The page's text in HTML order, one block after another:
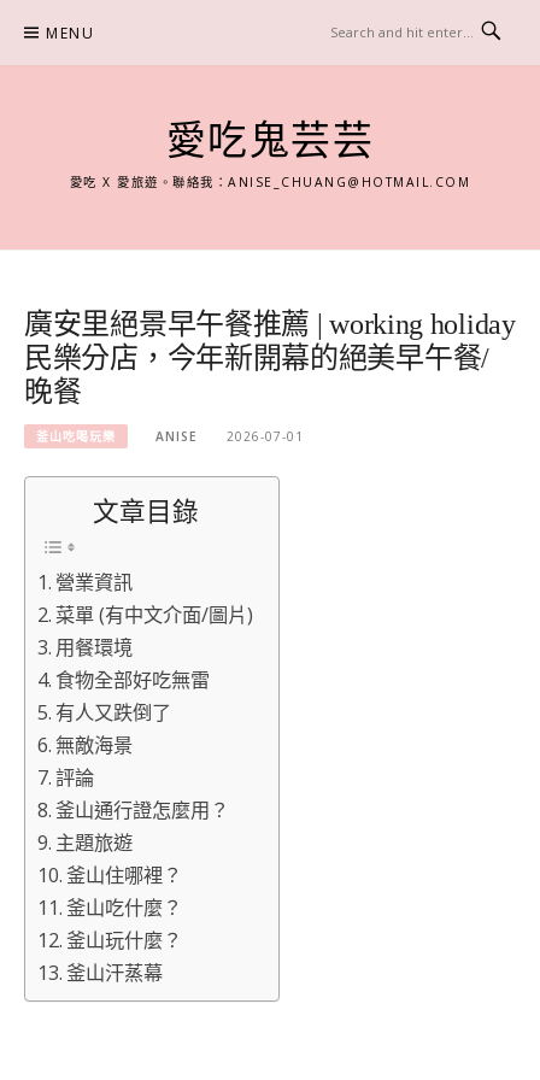
content
MENU
愛吃鬼芸芸
愛吃 X 愛旅遊。聯絡我：ANISE_CHUANG@HOTMAIL.COM
廣安里絕景早午餐推薦 | working holiday
民樂分店，今年新開幕的絕美早午餐/
晚餐
釜山吃喝玩樂 ANISE 2026-07-01
文章目錄
營業資訊
菜單 (有中文介面/圖片)
用餐環境
食物全部好吃無雷
有人又跌倒了
無敵海景
評論
釜山通行證怎麼用？
主題旅遊
釜山住哪裡？
釜山吃什麼？
釜山玩什麼？
釜山汗蒸幕